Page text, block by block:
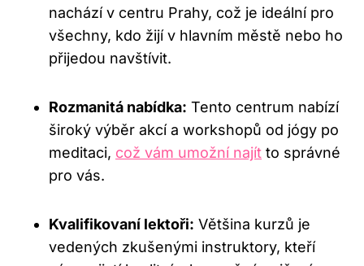
nachází v centru Prahy, což je ideální pro
všechny, kdo žijí v hlavním městě nebo ho
přijedou navštívit.
Rozmanitá nabídka: Tento centrum nabízí
široký výběr akcí a workshopů od jógy po
meditaci, což vám umožní najít to správné
pro vás.
Kvalifikovaní lektoři: Většina kurzů je
vedených zkušenými instruktory, kteří